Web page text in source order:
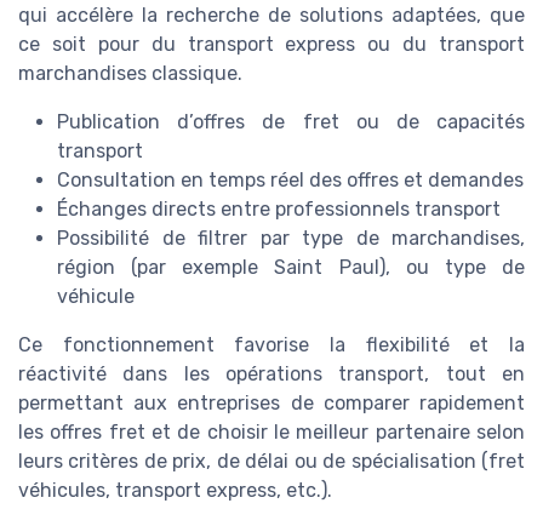
qui accélère la recherche de solutions adaptées, que
ce soit pour du transport express ou du transport
marchandises classique.
Publication d’offres de fret ou de capacités
transport
Consultation en temps réel des offres et demandes
Échanges directs entre professionnels transport
Possibilité de filtrer par type de marchandises,
région (par exemple Saint Paul), ou type de
véhicule
Ce fonctionnement favorise la flexibilité et la
réactivité dans les opérations transport, tout en
permettant aux entreprises de comparer rapidement
les offres fret et de choisir le meilleur partenaire selon
leurs critères de prix, de délai ou de spécialisation (fret
véhicules, transport express, etc.).